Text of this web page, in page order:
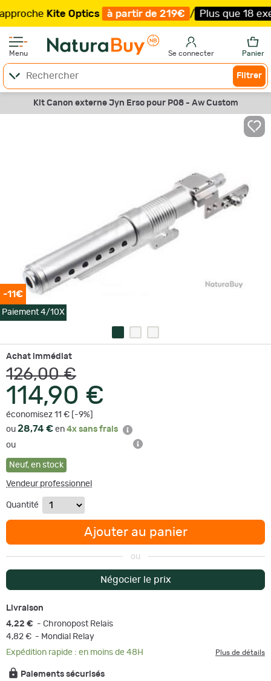
Kite Optics à partir de 219€ / Plus que 18
Menu Se connecter Panier
Filtrer
Kit Canon externe Jyn Erso pour P08 - Aw Custom
-11€
Paiement 4/10X
Achat immédiat
126,00 €
114,90 €
économisez 11 € [-9%]
ou 28,74 € en 4x sans frais
ou
Neuf, en stock
Vendeur professionnel
Quantité
Ajouter au panier
ou
Négocier le prix
Livraison
4,22 € - Chronopost Relais
4,82 € - Mondial Relay
Expédition rapide : en moins de 48H
Plus de détails
Paiements sécurisés